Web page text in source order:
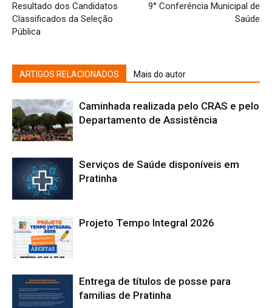
Resultado dos Candidatos
Classificados da Seleção
Pública
9° Conferência Municipal de
Saúde
ARTIGOS RELACIONADOS Mais do autor
Caminhada realizada pelo CRAS e pelo
Departamento de Assistência
Serviços de Saúde disponíveis em
Pratinha
Projeto Tempo Integral 2026
Entrega de títulos de posse para
familias de Pratinha